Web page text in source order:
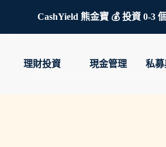
CashYield 熊金寶 💰 投資 0-3
理財投資 現金管理 私